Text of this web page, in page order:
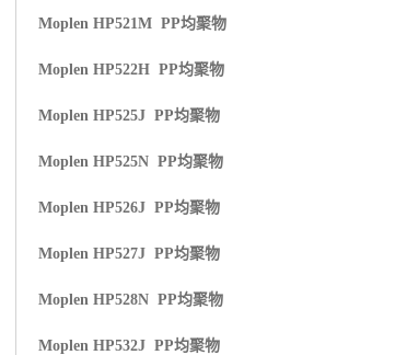
Moplen HP521M PP均聚物
Moplen HP522H PP均聚物
Moplen HP525J PP均聚物
Moplen HP525N PP均聚物
Moplen HP526J PP均聚物
Moplen HP527J PP均聚物
Moplen HP528N PP均聚物
Moplen HP532J PP均聚物